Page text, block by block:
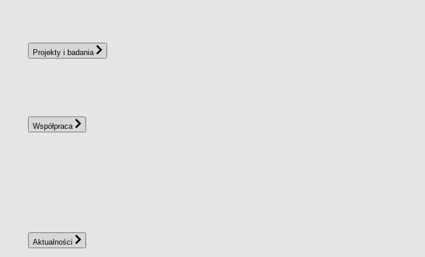
Projekty i badania
Współpraca
Aktualności